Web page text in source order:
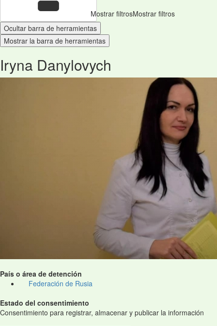
Mostrar filtrosMostrar filtros
Ocultar barra de herramientas
Mostrar la barra de herramientas
Iryna Danylovych
País o área de detención
Federación de Rusia
Estado del consentimiento
Consentimiento para registrar, almacenar y publicar la información